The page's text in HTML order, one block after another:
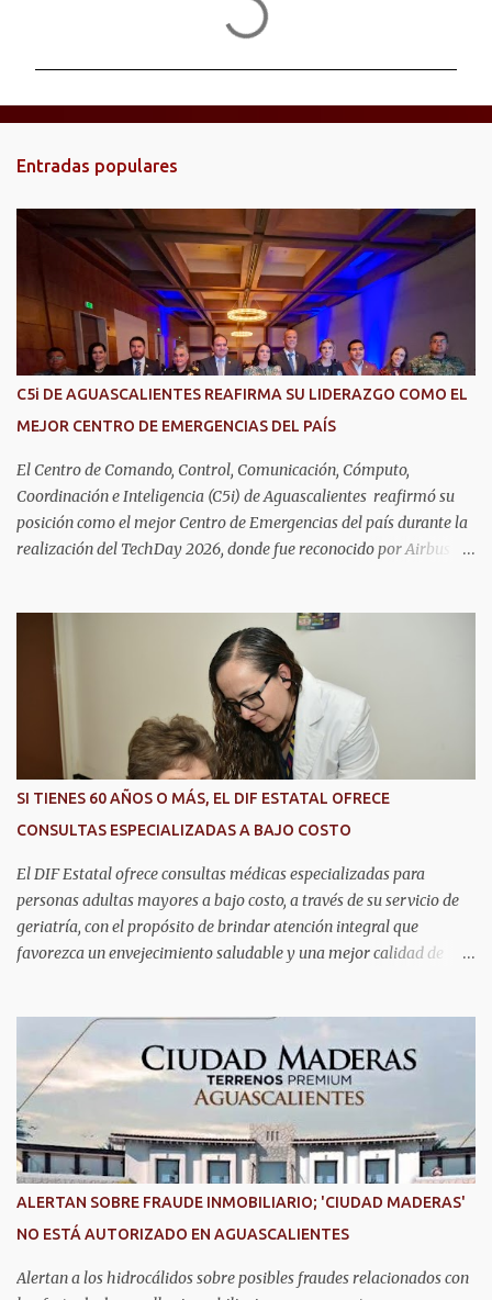
n
t
s
Entradas populares
C5i DE AGUASCALIENTES REAFIRMA SU LIDERAZGO COMO EL
MEJOR CENTRO DE EMERGENCIAS DEL PAÍS
El Centro de Comando, Control, Comunicación, Cómputo,
Coordinación e Inteligencia (C5i) de Aguascalientes reafirmó su
posición como el mejor Centro de Emergencias del país durante la
realización del TechDay 2026, donde fue reconocido por Airbus
seguridad pública y la atención de emergencias. Este encuentro
reunió a autoridades, especialistas nacionales e internacionales y
representantes de instituciones de seguridad para intercambiar
conocimientos y conocer las tendencias más avanzadas en la
materia. La titular del C5i, Michelle Olmos Álvarez, señaló que este
reconocimiento es resultado de la capacidad operativa, la
infraestructura tecnológica de vanguardia y los modelos
innovadores de coordinación institucional que distinguen al C5i de
Aguascalientes, posicionándose como un referente nacional en
materia de atención de emergencias. "Bajo el liderazgo de la
SI TIENES 60 AÑOS O MÁS, EL DIF ESTATAL OFRECE
CONSULTAS ESPECIALIZADAS A BAJO COSTO
El DIF Estatal ofrece consultas médicas especializadas para
personas adultas mayores a bajo costo, a través de su servicio de
geriatría, con el propósito de brindar atención integral que
favorezca un envejecimiento saludable y una mejor calidad de
fundamentalmente en la prevención, el diagnóstico y tratamiento
de las enfermedades más comunes en las personas mayores de 60
años, como diabetes, hipertensión, deterioro cognitivo y
alzhéimer, entre otros padecimientos. "Nuestros adultos mayores
son el corazón de muchas familias y merecen todo nuestro respeto,
cuidado y reconocimiento; por eso, en el DIF Estatal impulsamos
servicios que les ayuden a cuidar su salud y a vivir esta etapa con
la atención y el acompañamiento que necesitan", señaló la
presidenta del DIF Estatal. Para acceder al servicio, las y los
interesados deben acudir a la Dirección de Servi...
ALERTAN SOBRE FRAUDE INMOBILIARIO; 'CIUDAD MADERAS'
NO ESTÁ AUTORIZADO EN AGUASCALIENTES
Alertan a los hidrocálidos sobre posibles fraudes relacionados con